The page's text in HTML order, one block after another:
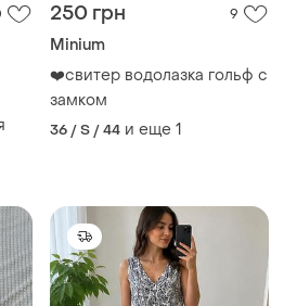
250 грн 9
Minium
❤️свитер водолазка гольф с
замком
36 / S / 44 и еще 1